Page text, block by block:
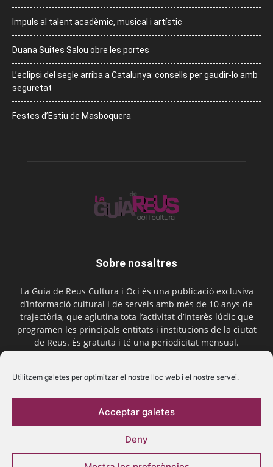
Utilitzem galetes per optimitzar el nostre lloc web i el nostre servei.
Acceptar galetes
Deny
Impuls al talent acadèmic, musical i artístic
Duana Suites Salou obre les portes
L’eclipsi del segle arriba a Catalunya: consells per gaudir-lo amb
seguretat
Festes d’Estiu de Masboquera
Sobre nosaltres
La Guia de Reus Cultura i Oci és una publicació exclusiva
d’informació cultural i de serveis amb més de 10 anys de
trajectòria, que aglutina tota l’activitat d’interès lúdic que
programen les principals entitats i institucions de la ciutat
de Reus. És gratuïta i té una periodicitat mensual.
Segueix-nos